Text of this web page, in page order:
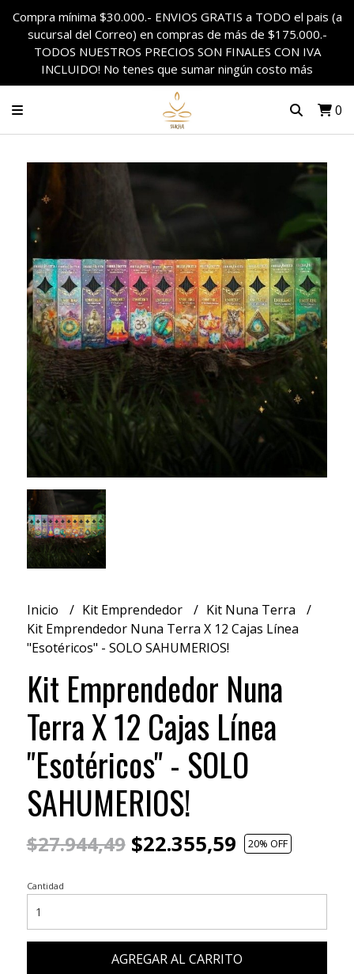
Compra mínima $30.000.- ENVIOS GRATIS a TODO el pais (a
sucursal del Correo) en compras de más de $175.000.-
TODOS NUESTROS PRECIOS SON FINALES CON IVA
INCLUIDO! No tenes que sumar ningún costo más
0
Inicio Kit Emprendedor
Kit Nuna Terra
Kit Emprendedor Nuna Terra X 12 Cajas Línea
"Esotéricos" - SOLO SAHUMERIOS!
Kit Emprendedor Nuna
Terra X 12 Cajas Línea
"Esotéricos" - SOLO
SAHUMERIOS!
$27.944,49$22.355,59 20% OFF
Cantidad
AGREGAR AL CARRITO